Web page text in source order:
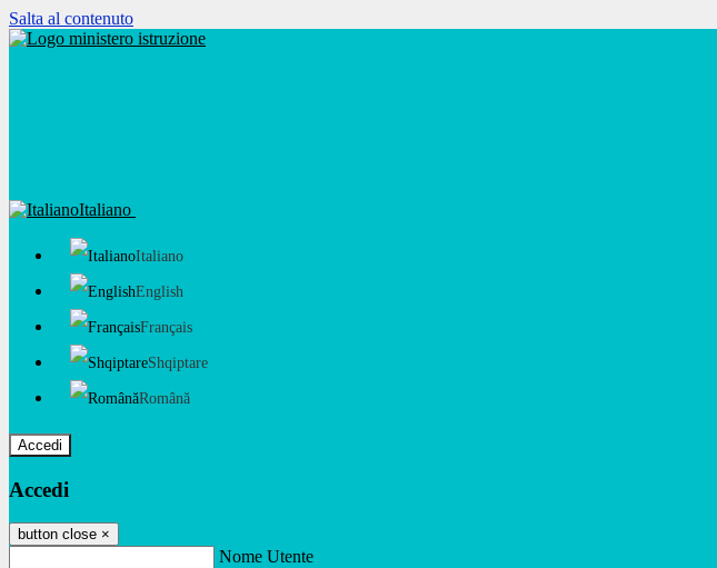
Salta al contenuto
Italiano
Italiano
English
Français
Shqiptare
Română
Accedi
Accedi
button close ×
Nome Utente